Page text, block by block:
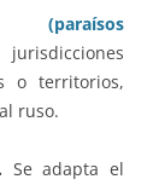
(paraísos
o territorios,
ruso.
Se adapta el